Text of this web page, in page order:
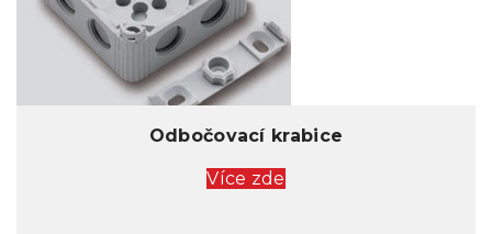
Odbočovací krabice
Více zde